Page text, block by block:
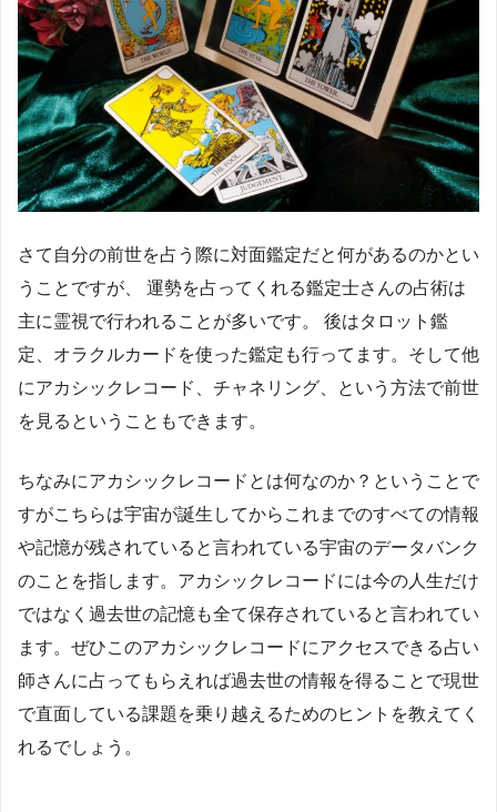
さて自分の前世を占う際に対面鑑定だと何があるのかとい
うことですが、 運勢を占ってくれる鑑定士さんの占術は
主に霊視で行われることが多いです。 後はタロット鑑
定、オラクルカードを使った鑑定も行ってます。そして他
にアカシックレコード、チャネリング、という方法で前世
を見るということもできます。
ちなみにアカシックレコードとは何なのか？ということで
すがこちらは宇宙が誕生してからこれまでのすべての情報
や記憶が残されていると言われている宇宙のデータバンク
のことを指します。アカシックレコードには今の人生だけ
ではなく過去世の記憶も全て保存されていると言われてい
ます。ぜひこのアカシックレコードにアクセスできる占い
師さんに占ってもらえれば過去世の情報を得ることで現世
で直面している課題を乗り越えるためのヒントを教えてく
れるでしょう。